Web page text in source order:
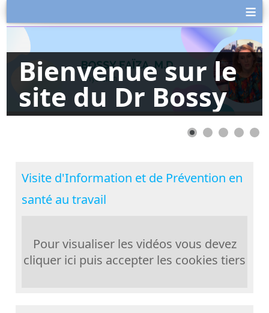
≡
Bienvenue sur le
site du Dr Bossy
Visite d'Information et de Prévention en
santé au travail
Pour visualiser les vidéos vous devez
cliquer ici puis accepter les cookies tiers